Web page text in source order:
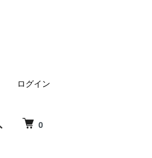
0
ログイン